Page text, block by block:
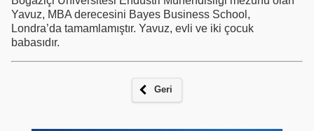
Yavuz, MBA derecesini Bayes Business School,
Londra’da tamamlamıştır. Yavuz, evli ve iki çocuk
babasıdır.
Geri